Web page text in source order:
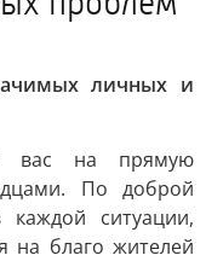
личных и
вас на прямую
По доброй
ситуации,
на благо жителей